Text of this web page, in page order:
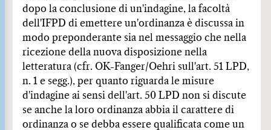
dopo la conclusione di un'indagine, la facoltà
dell'IFPD di emettere un'ordinanza è discussa in
modo preponderante sia nel messaggio che nella
ricezione della nuova disposizione nella
letteratura (cfr. OK-Fanger/Oehri sull'art. 51 LPD,
n. 1 e segg.), per quanto riguarda le misure
d'indagine ai sensi dell'art. 50 LPD non si discute
se anche la loro ordinanza abbia il carattere di
ordinanza o se debba essere qualificata come un